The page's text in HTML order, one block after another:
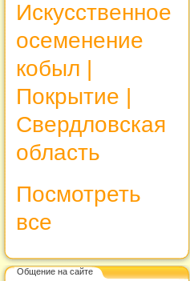
Искусственное
осеменение
кобыл |
Покрытие |
Свердловская
область
Посмотреть
все
Общение на сайте